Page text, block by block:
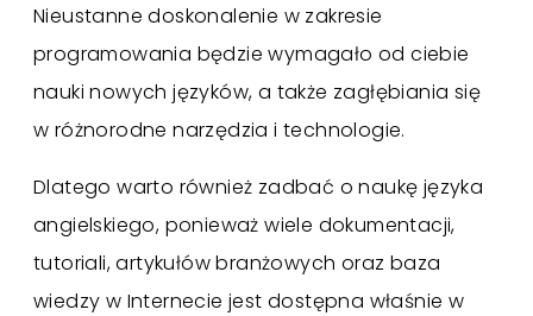
Nieustanne doskonalenie w zakresie
programowania będzie wymagało od ciebie
nauki nowych języków, a także zagłębiania się
w różnorodne narzędzia i technologie.
Dlatego warto również zadbać o naukę języka
angielskiego, ponieważ wiele dokumentacji,
tutoriali, artykułów branżowych oraz baza
wiedzy w Internecie jest dostępna właśnie w